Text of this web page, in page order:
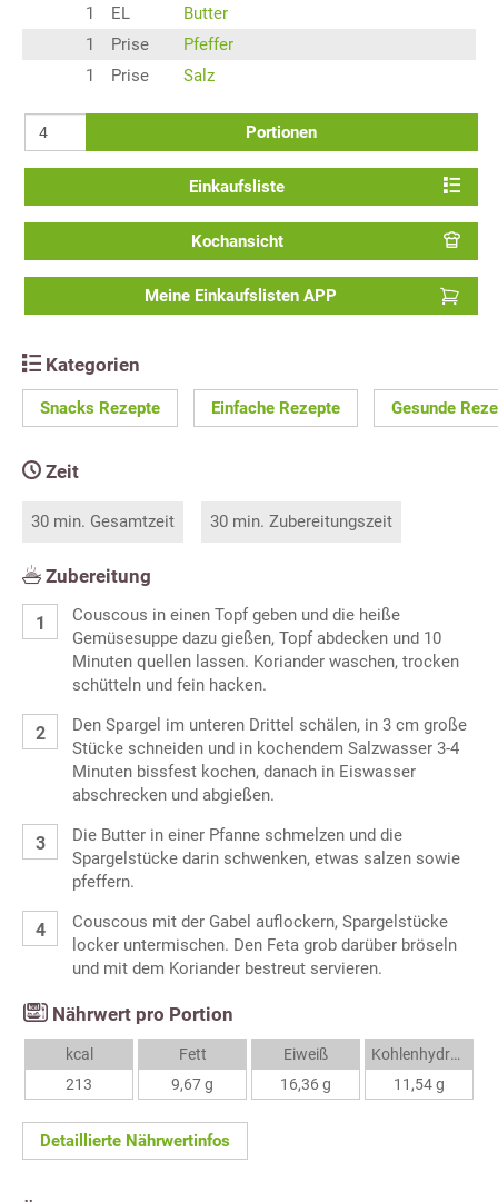
1
EL
Butter
1
Prise
Pfeffer
1
Prise Salz
Portionen
Einkaufsliste
Kochansicht
Meine Einkaufslisten APP
Kategorien
Snacks Rezepte Einfache Rezepte Gesunde
Zeit
30 min. Gesamtzeit 30 min. Zubereitungszeit
Zubereitung
Couscous in einen Topf geben und die heiße
Gemüsesuppe dazu gießen, Topf abdecken und 10
Minuten quellen lassen. Koriander waschen, trocken
schütteln und fein hacken.
Den Spargel im unteren Drittel schälen, in 3 cm große
Stücke schneiden und in kochendem Salzwasser 3-4
Minuten bissfest kochen, danach in Eiswasser
abschrecken und abgießen.
Die Butter in einer Pfanne schmelzen und die
Spargelstücke darin schwenken, etwas salzen sowie
pfeffern.
Couscous mit der Gabel auflockern, Spargelstücke
locker untermischen. Den Feta grob darüber bröseln
und mit dem Koriander bestreut servieren.
Nährwert pro Portion
kcal
213
Fett
9,67 g
Eiweiß
16,36 g
Kohlenhydrate
11,54 g
Detaillierte Nährwertinfos